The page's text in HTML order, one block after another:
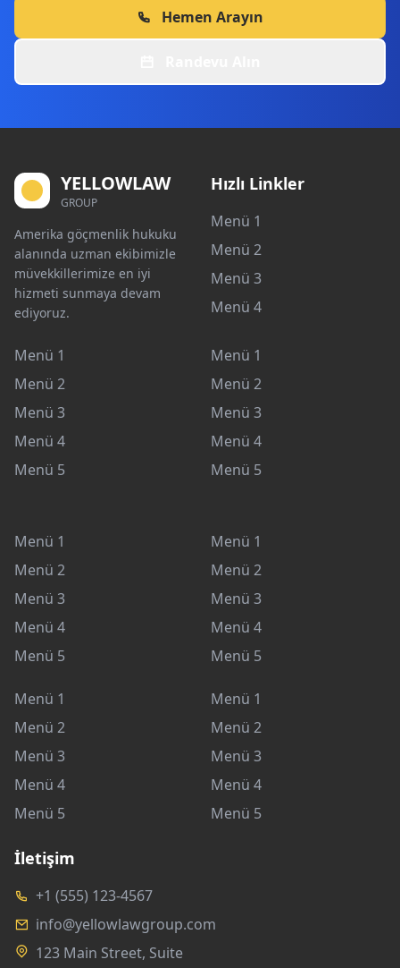
Hemen Arayın
YELLOWLAW
GROUP
Amerika göçmenlik hukuku
alanında uzman ekibimizle
müvekkillerimize en iyi
hizmeti sunmaya devam
ediyoruz.
Hızlı Linkler
Menü 1
Menü 2
Menü 3
Menü 4
Menü 1
Menü 2
Menü 3
Menü 4
Menü 5
Menü 1
Menü 2
Menü 3
Menü 4
Menü 5
Menü 1
Menü 2
Menü 3
Menü 4
Menü 5
Menü 1
Menü 2
Menü 3
Menü 4
Menü 5
Menü 1
Menü 2
Menü 3
Menü 4
Menü 5
Menü 1
Menü 2
Menü 3
Menü 4
Menü 5
İletişim
+1 (555) 123-4567
info@yellowlawgroup.com
123 Main Street, Suite